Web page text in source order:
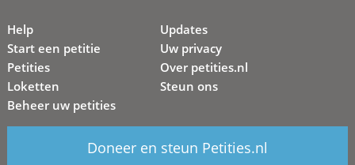
Help
Start een petitie
Petities
Loketten
Beheer uw petities
Updates
Uw privacy
Over petities.nl
Steun ons
Doneer en steun Petities.nl